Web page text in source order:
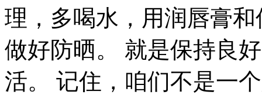
理，多喝水，用润唇膏
做好防晒。 就是保持良
活。 记住，咱们不是一